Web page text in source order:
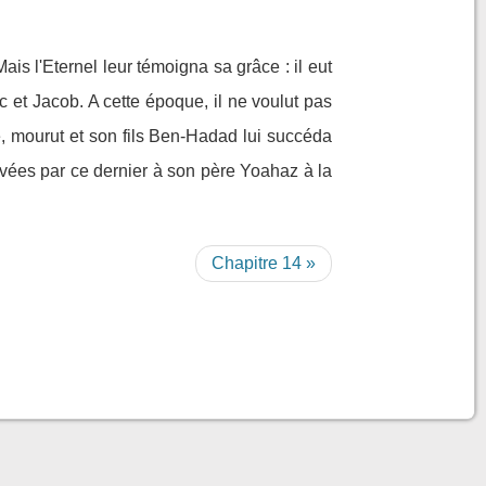
l'Eternel leur témoigna sa grâce : il eut
et Jacob. A cette époque, il ne voulut pas
mourut et son fils Ben-Hadad lui succéda
par ce dernier à son père Yoahaz à la
Chapitre 14 »